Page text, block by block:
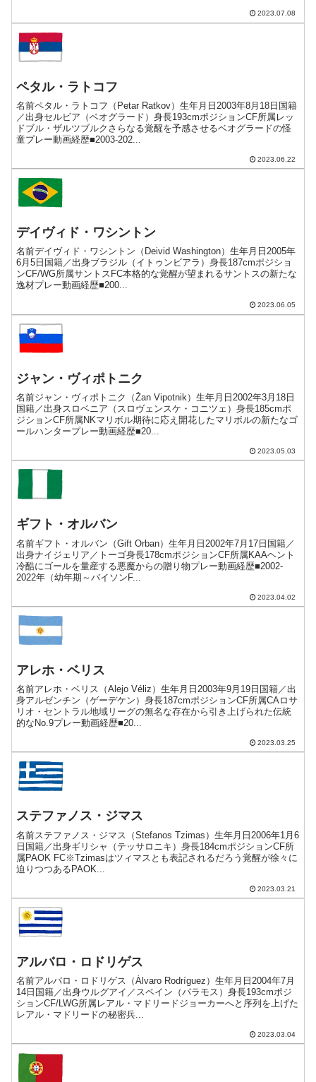
2023.07.08
ペタル・ラトコフ
名前ペタル・ラトコフ（Petar Ratkov）生年月日2003年8月18日国籍
／出身セルビア（ベオグラード）身長193cmポジションCF所属レッ
ドブル・ザルツブルクさらなる覚醒を予感させるベオグラードの怪
童プレー動画経歴■2003-202...
2023.06.22
デイヴィド・ワシントン
名前デイヴィド・ワシントン（Deivid Washington）生年月日2005年
6月5日国籍／出身ブラジル（イトゥンビアラ）身長187cmポジショ
ンCF/WG所属サントスFC本格的な覚醒が望まれるサントスの新たな
逸材プレー動画経歴■200...
2023.06.05
ジャン・ヴィポトニク
名前ジャン・ヴィポトニク（Žan Vipotnik）生年月日2002年3月18日
国籍／出身スロベニア（スロヴェンスケ・コニツェ）身長185cmポ
ジションCF所属NKマリボル期待に応え開花したマリボルの新たなゴ
ールハンタープレー動画経歴■20...
2023.05.03
ギフト・オルバン
名前ギフト・オルバン（Gift Orban）生年月日2002年7月17日国籍／
出身ナイジェリア／トーゴ身長178cmポジションCF所属KAAヘント
冷酷にゴールを量産する悪魔からの贈り物プレー動画経歴■2002-
2022年（幼年期～バイソンF...
2023.04.02
アレホ・ベリス
名前アレホ・ベリス（Alejo Véliz）生年月日2003年9月19日国籍／出
身アルゼンチン（ゲーデケン）身長187cmポジションCF所属CAロサ
リオ・セントラル地域リーグの無名な存在から引き上げられた伝統
的なNo.9プレー動画経歴■20...
2023.03.25
ステファノス・ジマス
名前ステファノス・ジマス（Stefanos Tzimas）生年月日2006年1月6
日国籍／出身ギリシャ（テッサロニキ）身長184cmポジションCF所
属PAOK FC※Tzimasはツィマスとも表記されるだろう覚醒が徐々に
迫りつつあるPAOK...
2023.03.21
アルバロ・ロドリゲス
名前アルバロ・ロドリゲス（Álvaro Rodríguez）生年月日2004年7月
14日国籍／出身ウルグアイ／スペイン（パラモス）身長193cmポジ
ションCF/LWG所属レアル・マドリードジョーカーへと序列を上げた
レアル・マドリードの秘密兵...
2023.03.04